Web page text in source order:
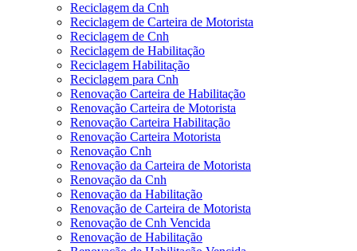
Reciclagem da Cnh
Reciclagem de Carteira de Motorista
Reciclagem de Cnh
Reciclagem de Habilitação
Reciclagem Habilitação
Reciclagem para Cnh
Renovação Carteira de Habilitação
Renovação Carteira de Motorista
Renovação Carteira Habilitação
Renovação Carteira Motorista
Renovação Cnh
Renovação da Carteira de Motorista
Renovação da Cnh
Renovação da Habilitação
Renovação de Carteira de Motorista
Renovação de Cnh Vencida
Renovação de Habilitação